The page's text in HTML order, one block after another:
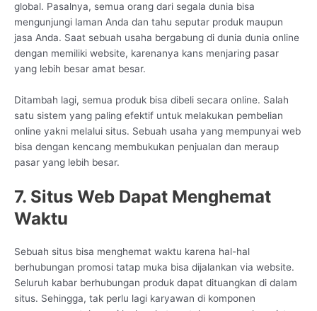
global. Pasalnya, semua orang dari segala dunia bisa
mengunjungi laman Anda dan tahu seputar produk maupun
jasa Anda. Saat sebuah usaha bergabung di dunia dunia online
dengan memiliki website, karenanya kans menjaring pasar
yang lebih besar amat besar.
Ditambah lagi, semua produk bisa dibeli secara online. Salah
satu sistem yang paling efektif untuk melakukan pembelian
online yakni melalui situs. Sebuah usaha yang mempunyai web
bisa dengan kencang membukukan penjualan dan meraup
pasar yang lebih besar.
7. Situs Web Dapat Menghemat
Waktu
Sebuah situs bisa menghemat waktu karena hal-hal
berhubungan promosi tatap muka bisa dijalankan via website.
Seluruh kabar berhubungan produk dapat dituangkan di dalam
situs. Sehingga, tak perlu lagi karyawan di komponen